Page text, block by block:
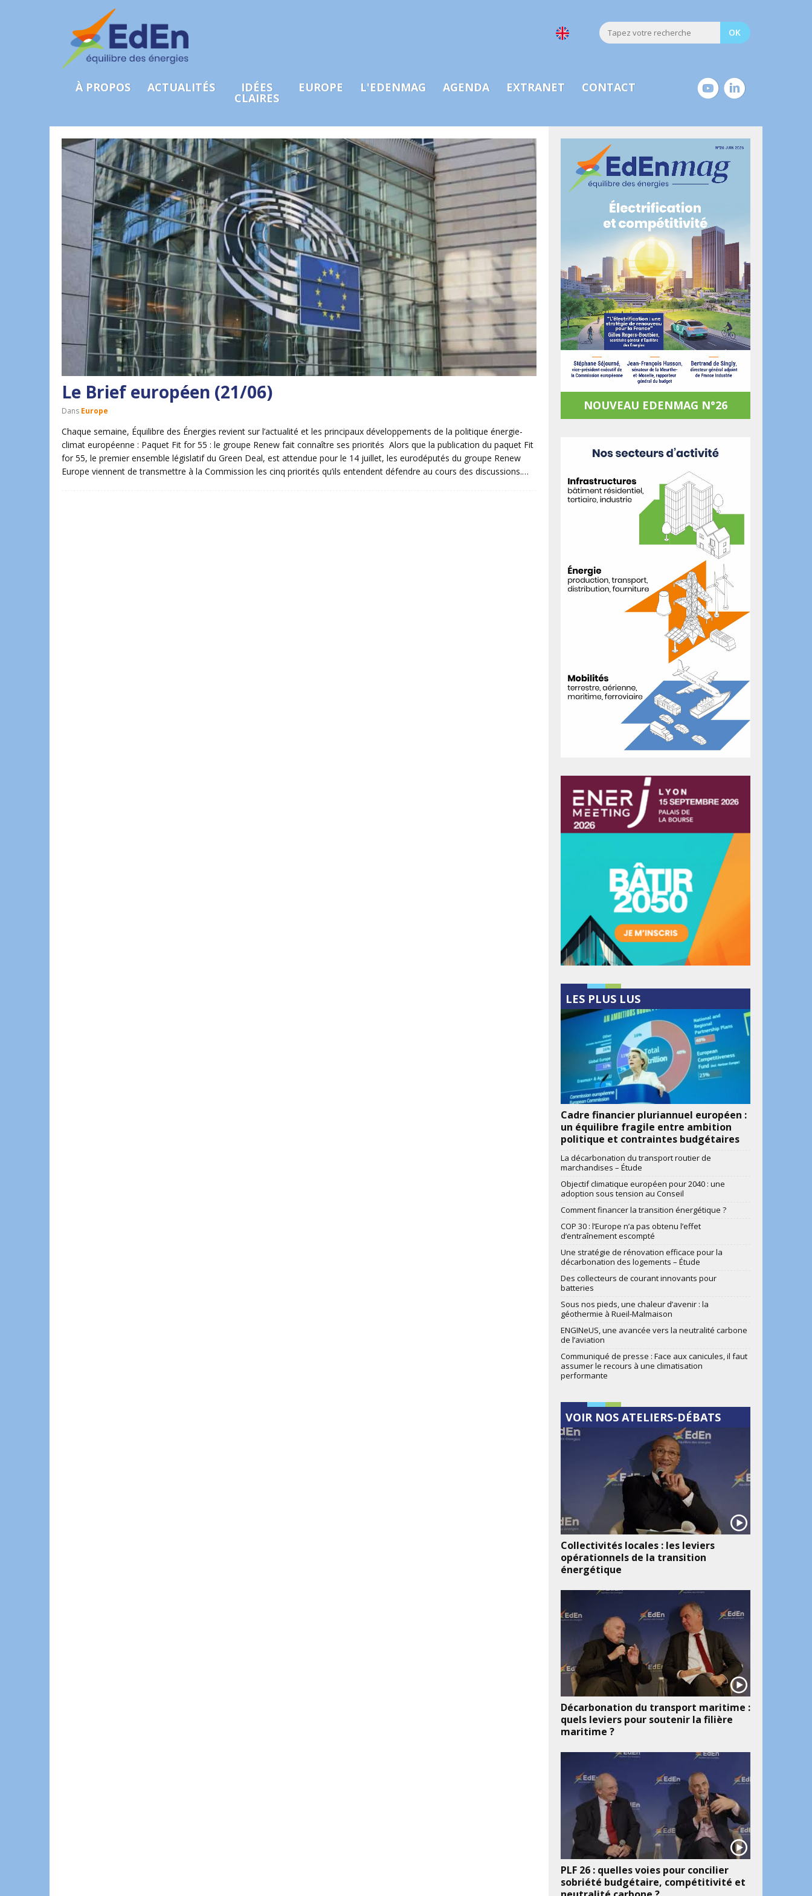
À PROPOS ACTUALITÉS IDÉES
CLAIRES
EUROPE L'EDENMAG AGENDA EXTRANET CONTACT
Le Brief européen (21/06)
Dans Europe
Chaque semaine, Équilibre des Énergies revient sur l’actualité et les principaux développements de la politique énergie-
climat européenne : Paquet Fit for 55 : le groupe Renew fait connaître ses priorités Alors que la publication du paquet Fit
for 55, le premier ensemble législatif du Green Deal, est attendue pour le 14 juillet, les eurodéputés du groupe Renew
Europe viennent de transmettre à la Commission les cinq priorités qu’ils entendent défendre au cours des discussions.…
NOUVEAU EDENMAG N°26
LES PLUS LUS
Cadre financier pluriannuel européen :
un équilibre fragile entre ambition
politique et contraintes budgétaires
La décarbonation du transport routier de
marchandises – Étude
Objectif climatique européen pour 2040 : une
adoption sous tension au Conseil
Comment financer la transition énergétique ?
COP 30 : l’Europe n’a pas obtenu l’effet
d’entraînement escompté
Une stratégie de rénovation efficace pour la
décarbonation des logements – Étude
Des collecteurs de courant innovants pour
batteries
Sous nos pieds, une chaleur d’avenir : la
géothermie à Rueil-Malmaison
ENGINeUS, une avancée vers la neutralité carbone
de l’aviation
Communiqué de presse : Face aux canicules, il faut
assumer le recours à une climatisation
performante
VOIR NOS ATELIERS-DÉBATS
Collectivités locales : les leviers
opérationnels de la transition
énergétique
Décarbonation du transport maritime :
quels leviers pour soutenir la filière
maritime ?
PLF 26 : quelles voies pour concilier
sobriété budgétaire, compétitivité et